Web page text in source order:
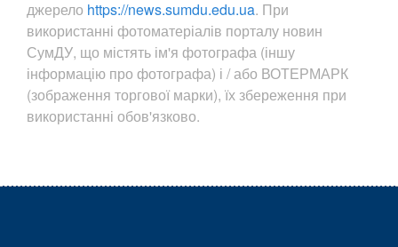
джерело https://news.sumdu.edu.ua. При
використанні фотоматеріалів порталу новин
СумДУ, що містять ім'я фотографа (іншу
інформацію про фотографа) і / або ВОТЕРМАРК
(зображення торгової марки), їх збереження при
використанні обов'язково.